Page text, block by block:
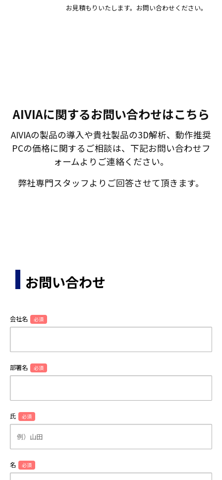
お見積もりいたします。お問い合わせください。
AIVIAに関するお問い合わせはこちら​
AIVIAの製品の導入や貴社製品の3D解析、動作推奨
PCの価格に関するご相談は、下記お問い合わせフ
ォームよりご連絡ください。
弊社専門スタッフよりご回答させて頂きます。
お問い合わせ
会社名 必須
部署名 必須
氏 必須
名 必須